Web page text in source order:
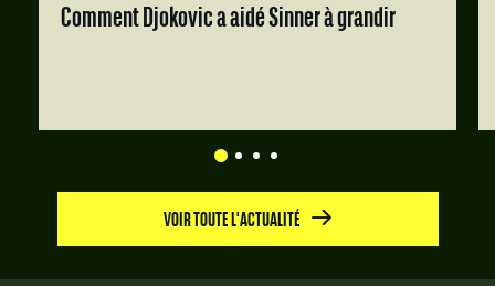
Comment Djokovic a aidé Sinner à grandir
VOIR TOUTE L'ACTUALITÉ